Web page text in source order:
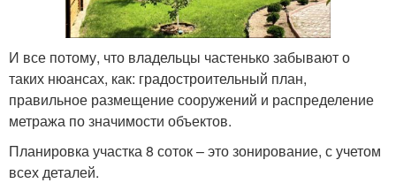
И все потому, что владельцы частенько забывают о
таких нюансах, как: градостроительный план,
правильное размещение сооружений и распределение
метража по значимости объектов.
Планировка участка 8 соток – это зонирование, с учетом
всех деталей.